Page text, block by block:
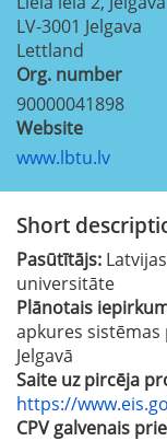
LV-3001 Jelgava
Lettland
Org. number
90000041898
Website
www.lbtu.lv
Short
Pasūtītājs:
universitāte
Plānotais
apkures sistēmas
Jelgavā
Saite uz pircēja
https://
CPV galvenais